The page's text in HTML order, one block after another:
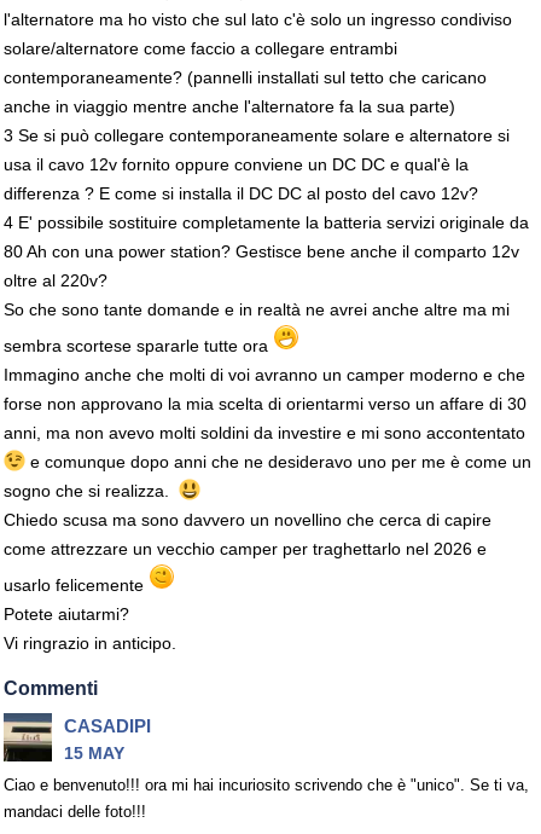
l'alternatore ma ho visto che sul lato c'è solo un ingresso condiviso
solare/alternatore come faccio a collegare entrambi
contemporaneamente? (pannelli installati sul tetto che caricano
anche in viaggio mentre anche l'alternatore fa la sua parte)
3 Se si può collegare contemporaneamente solare e alternatore si
usa il cavo 12v fornito oppure conviene un DC DC e qual'è la
differenza ? E come si installa il DC DC al posto del cavo 12v?
4 E' possibile sostituire completamente la batteria servizi originale da
80 Ah con una power station? Gestisce bene anche il comparto 12v
oltre al 220v?
So che sono tante domande e in realtà ne avrei anche altre ma mi
sembra scortese spararle tutte ora
Immagino anche che molti di voi avranno un camper moderno e che
forse non approvano la mia scelta di orientarmi verso un affare di 30
anni, ma non avevo molti soldini da investire e mi sono accontentato
e comunque dopo anni che ne desideravo uno per me è come un
sogno che si realizza.
Chiedo scusa ma sono davvero un novellino che cerca di capire
come attrezzare un vecchio camper per traghettarlo nel 2026 e
usarlo felicemente
Potete aiutarmi?
Vi ringrazio in anticipo.
Commenti
CASADIPI
15 MAY
Ciao e benvenuto!!! ora mi hai incuriosito scrivendo che è "unico". Se ti va,
mandaci delle foto!!!